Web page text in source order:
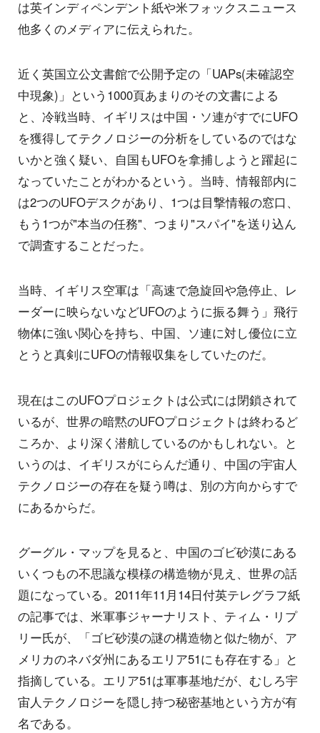
は英インディペンデント紙や米フォックスニュース
他多くのメディアに伝えられた。
近く英国立公文書館で公開予定の「UAPs(未確認空
中現象)」という1000頁あまりのその文書による
と、冷戦当時、イギリスは中国・ソ連がすでにUFO
を獲得してテクノロジーの分析をしているのではな
いかと強く疑い、自国もUFOを拿捕しようと躍起に
なっていたことがわかるという。当時、情報部内に
は2つのUFOデスクがあり、1つは目撃情報の窓口、
もう1つが"本当の任務"、つまり"スパイ"を送り込ん
で調査することだった。
当時、イギリス空軍は「高速で急旋回や急停止、レ
ーダーに映らないなどUFOのように振る舞う」飛行
物体に強い関心を持ち、中国、ソ連に対し優位に立
とうと真剣にUFOの情報収集をしていたのだ。
現在はこのUFOプロジェクトは公式には閉鎖されて
いるが、世界の暗黙のUFOプロジェクトは終わるど
ころか、より深く潜航しているのかもしれない。と
いうのは、イギリスがにらんだ通り、中国の宇宙人
テクノロジーの存在を疑う噂は、別の方向からすで
にあるからだ。
グーグル・マップを見ると、中国のゴビ砂漠にある
いくつもの不思議な模様の構造物が見え、世界の話
題になっている。2011年11月14日付英テレグラフ紙
の記事では、米軍事ジャーナリスト、ティム・リプ
リー氏が、「ゴビ砂漠の謎の構造物と似た物が、ア
メリカのネバダ州にあるエリア51にも存在する」と
指摘している。エリア51は軍事基地だが、むしろ宇
宙人テクノロジーを隠し持つ秘密基地という方が有
名である。